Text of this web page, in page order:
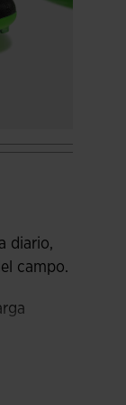
diario,
campo.
ajuste y